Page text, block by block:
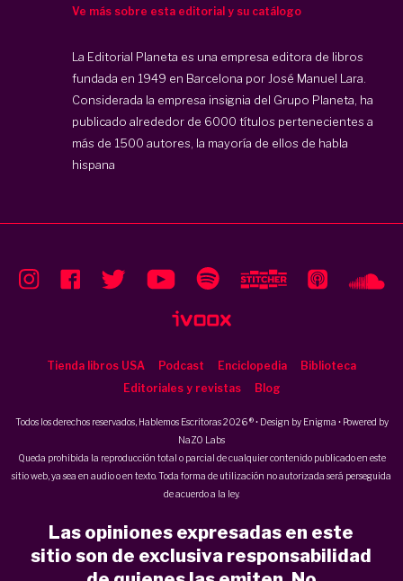
Ve más sobre esta editorial y su catálogo
La Editorial Planeta es una empresa editora de libros
fundada en 1949 en Barcelona por José Manuel Lara.
Considerada la empresa insignia del Grupo Planeta, ha
publicado alrededor de 6000 títulos pertenecientes a
más de 1500 autores, la mayoría de ellos de habla
hispana
Tienda libros USA Podcast Enciclopedia
Biblioteca
Editoriales y revistas
Blog
Todos los derechos reservados, Hablemos Escritoras 2026 ® • Design by Enigma • Powered by
NaZO Labs
Queda prohibida la reproducción total o parcial de cualquier contenido publicado en este
sitio web, ya sea en audio o en texto. Toda forma de utilización no autorizada será perseguida
de acuerdo a la ley.
Las opiniones expresadas en este
sitio son de exclusiva responsabilidad